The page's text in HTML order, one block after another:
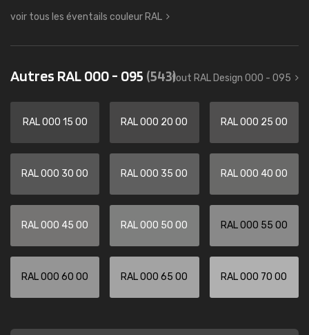
voir tous les éventails couleur RAL
Autres RAL 000 - 095 (543)tout RAL Design 000 - 095
RAL 000 15 00 RAL 000 20 00 RAL 000 25 00
RAL 000 30 00 RAL 000 35 00 RAL 000 40 00
RAL 000 45 00 RAL 000 50 00 RAL 000 55 00
RAL 000 60 00 RAL 000 65 00 RAL 000 70 00